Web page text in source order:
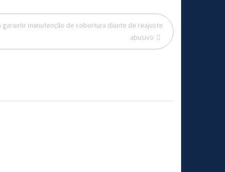
garantir manutenção de cobertura diante de reajuste
abusivo